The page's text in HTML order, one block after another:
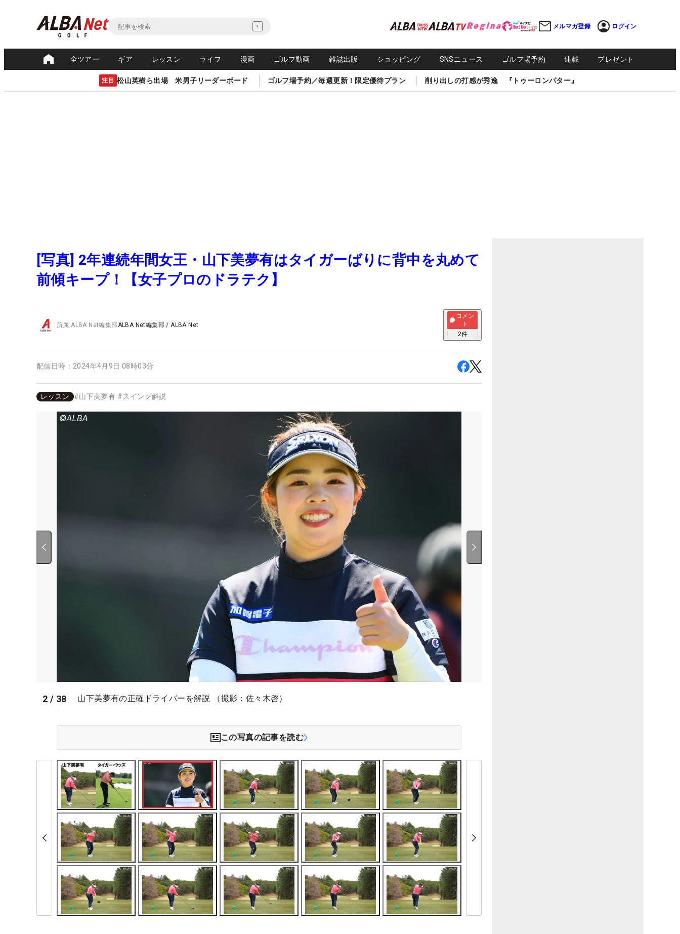
メルマガ登録 ログイン
全ツアー ギア レッスン ライフ 漫画 ゴルフ動画 雑誌出版 ショッピング SNSニュース ゴルフ場予約 連載 プレゼント
注目 松山英樹ら出場 米男子リーダーボード ゴルフ場予約／毎週更新！限定優待プラン 削り出しの打感が秀逸 『トゥーロンパター』
[写真] 2年連続年間女王・山下美夢有はタイガーばりに背中を丸めて
前傾キープ！【女子プロのドラテク】
所属ALBA Net編集部ALBA Net編集部 /ALBA Net
コメン
ト
2件
配信日時： 2024年4月9日 08時03分
レッスン #山下美夢有 #スイング解説
2 / 38 山下美夢有の正確ドライバーを解説 （撮影：佐々木啓）
この写真の記事を読む